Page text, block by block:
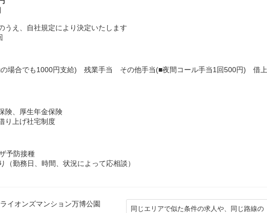
うえ、自社規定により決定いたします
の場合でも1000円支給) 残業手当 その他手当(■夜間コール手当1回500円) 借上
険、厚生年金保険
り上げ社宅制度
予防接種
（勤務日、時間、状況によって応相談）
イオンズマンション万博公園
同じエリアで似た条件の求人や、同じ路線の